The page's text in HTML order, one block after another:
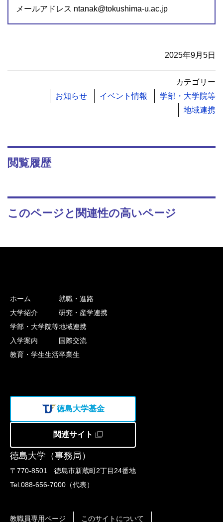
メールアドレス ntanak@tokushima-u.ac.jp
2025年9月5日
カテゴリー
お知らせ
イベント情報
学部・大学院等
地域連携
閲覧履歴
このページと関連性の高いページ
徳島大学（事務局）
〒770-8501 徳島市新蔵町2丁目24番地
Tel.088-656-7000（代表）
ホーム
大学紹介
学部・大学院等
入学案内
教育・学生生活
就職・進路
研究・産学連携
地域連携
国際交流
卒業生
徳島大学基金
関連サイト
教職員専用ページ このサイトについて